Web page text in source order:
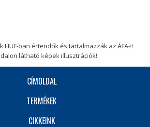
HUF-ban értendők és tartalmazzák az ÁFA-t!
látható képek illusztrációk!
CÍMOLDAL
TERMÉKEK
CIKKEINK